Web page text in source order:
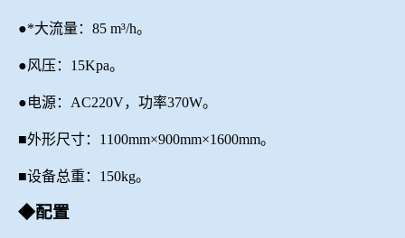
●*大流量：85 m³/h。
●风压：15Kpa。
●电源：AC220V，功率370W。
■外形尺寸： 1 100mm×900mm×1600mm。
■设备总重：150kg。
◆配置